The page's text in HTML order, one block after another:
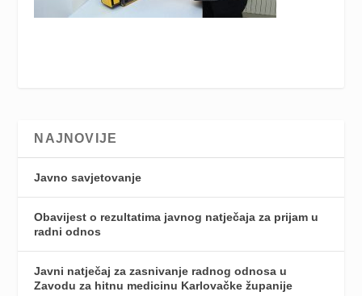
NAJNOVIJE
Javno savjetovanje
Obavijest o rezultatima javnog natječaja za prijam u
radni odnos
Javni natječaj za zasnivanje radnog odnosa u
Zavodu za hitnu medicinu Karlovačke županije